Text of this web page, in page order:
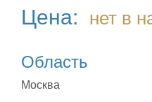
Цена: нет в
Область
Москва